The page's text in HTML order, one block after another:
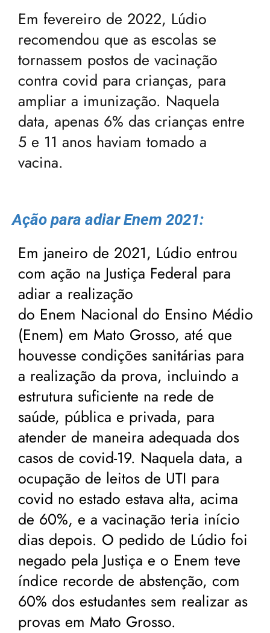
Em fevereiro de 2022, Lúdio
recomendou que as escolas se
tornassem postos de vacinação
contra covid para crianças, para
ampliar a imunização. Naquela
data, apenas 6% das crianças entre
5 e 11 anos haviam tomado a
vacina.
Ação para adiar Enem 2021:
Em janeiro de 2021, Lúdio entrou
com ação na Justiça Federal para
adiar a realização
do Enem Nacional do Ensino Médio
(Enem) em Mato Grosso, até que
houvesse condições sanitárias para
a realização da prova, incluindo a
estrutura suficiente na rede de
saúde, pública e privada, para
atender de maneira adequada dos
casos de covid-19. Naquela data, a
ocupação de leitos de UTI para
covid no estado estava alta, acima
de 60%, e a vacinação teria início
dias depois. O pedido de Lúdio foi
negado pela Justiça e o Enem teve
índice recorde de abstenção, com
60% dos estudantes sem realizar as
provas em Mato Grosso.